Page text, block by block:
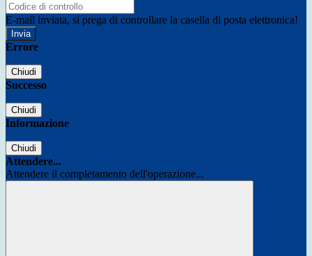
E-mail inviata, si prega di controllare la casella di posta elettronica!
Errore
Chiudi
Successo
Chiudi
Informazione
Chiudi
Attendere...
Attendere il completamento dell'operazione...